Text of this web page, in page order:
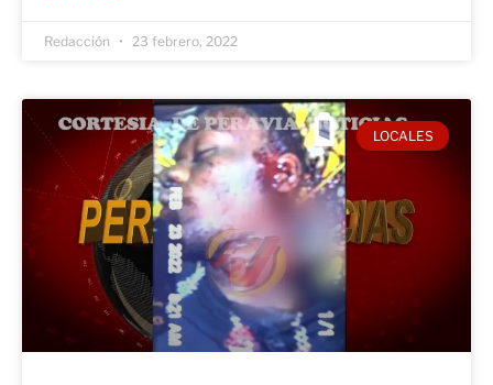
Redacción 23 febrero, 2022
LOCALES